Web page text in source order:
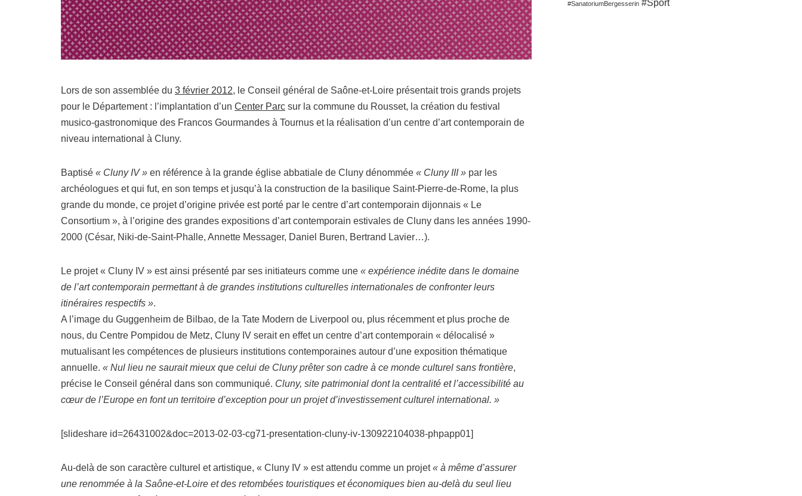
Lors de son assemblée du 3 février 2012, le Conseil général de Saône-et-Loire présentait trois grands projets
pour le Département : l’implantation d’un Center Parc sur la commune du Rousset, la création du festival
musico-gastronomique des Francos Gourmandes à Tournus et la réalisation d’un centre d’art contemporain de
niveau international à Cluny.
Baptisé « Cluny IV » en référence à la grande église abbatiale de Cluny dénommée « Cluny III » par les
archéologues et qui fut, en son temps et jusqu’à la construction de la basilique Saint-Pierre-de-Rome, la plus
grande du monde, ce projet d’origine privée est porté par le centre d’art contemporain dijonnais « Le
Consortium », à l’origine des grandes expositions d’art contemporain estivales de Cluny dans les années 1990-
2000 (César, Niki-de-Saint-Phalle, Annette Messager, Daniel Buren, Bertrand Lavier…).
Le projet « Cluny IV » est ainsi présenté par ses initiateurs comme une « expérience inédite dans le domaine
de l’art contemporain permettant à de grandes institutions culturelles internationales de confronter leurs
itinéraires respectifs ».
A l’image du Guggenheim de Bilbao, de la Tate Modern de Liverpool ou, plus récemment et plus proche de
nous, du Centre Pompidou de Metz, Cluny IV serait en effet un centre d’art contemporain « délocalisé »
mutualisant les compétences de plusieurs institutions contemporaines autour d’une exposition thématique
annuelle. « Nul lieu ne saurait mieux que celui de Cluny prêter son cadre à ce monde culturel sans frontière,
précise le Conseil général dans son communiqué. Cluny, site patrimonial dont la centralité et l’accessibilité au
cœur de l’Europe en font un territoire d’exception pour un projet d’investissement culturel international. »
[slideshare id=26431002&doc=2013-02-03-cg71-presentation-cluny-iv-130922104038-phpapp01]
Au-delà de son caractère culturel et artistique, « Cluny IV » est attendu comme un projet« à même d’assurer
une renommée à la Saône-et-Loire et des retombées touristiques et économiques bien au-delà du seul lieu
#SanatoriumBergesserin #Sport